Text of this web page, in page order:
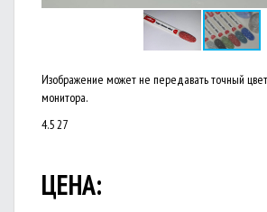
Изображение может не передавать точный
монитора.
4.527
ЦЕНА: